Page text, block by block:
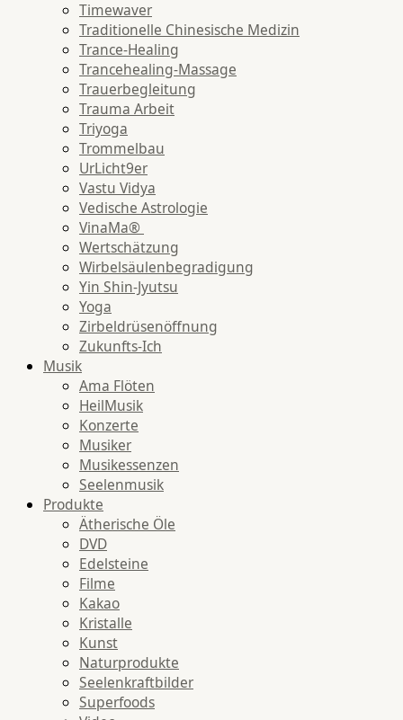
Timewaver
Traditionelle Chinesische Medizin
Trance-Healing
Trancehealing-Massage
Trauerbegleitung
Trauma Arbeit
Triyoga
Trommelbau
UrLicht9er
Vastu Vidya
Vedische Astrologie
VinaMa®
Wertschätzung
Wirbelsäulenbegradigung
Yin Shin-Jyutsu
Yoga
Zirbeldrüsenöffnung
Zukunfts-Ich
Musik
Ama Flöten
HeilMusik
Konzerte
Musiker
Musikessenzen
Seelenmusik
Produkte
Ätherische Öle
DVD
Edelsteine
Filme
Kakao
Kristalle
Kunst
Naturprodukte
Seelenkraftbilder
Superfoods